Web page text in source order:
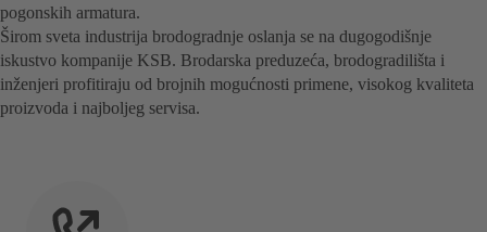
pogonskih armatura.
Širom sveta industrija brodogradnje oslanja se na dugogodišnje
iskustvo kompanije KSB. Brodarska preduzeća, brodogradilišta i
inženjeri profitiraju od brojnih mogućnosti primene, visokog kvaliteta
proizvoda i najboljeg servisa.